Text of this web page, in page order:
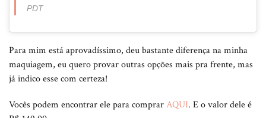
PDT
Para mim está aprovadíssimo, deu bastante diferença na minha
maquiagem, eu quero provar outras opções mais pra frente, mas
já indico esse com certeza!
Vocês podem encontrar ele para comprarAQUI. E o valor dele é